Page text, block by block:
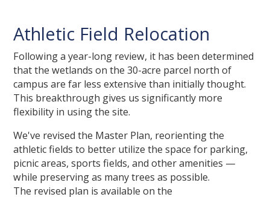
Athletic Field Relocation
Following a year-long review, it has been determined
that the wetlands on the 30-acre parcel north of
campus are far less extensive than initially thought.
This breakthrough gives us significantly more
flexibility in using the site.
We've revised the Master Plan, reorienting the
athletic fields to better utilize the space for parking,
picnic areas, sports fields, and other amenities —
while preserving as many trees as possible.
The revised plan is available on the